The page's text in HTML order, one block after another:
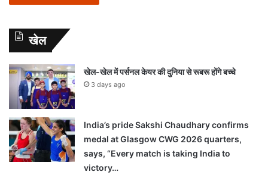
खेल
खेल-खेल में पर्सनल केयर की दुनिया से रूबरू होंगे बच्चे
3 days ago
India’s pride Sakshi Chaudhary confirms
medal at Glasgow CWG 2026 quarters,
says, “Every match is taking India to
victory…